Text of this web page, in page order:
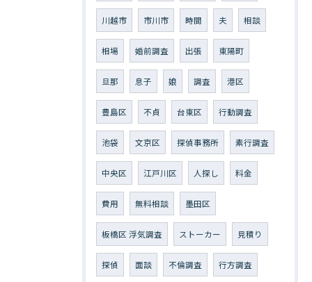
川越市 市川市 時間 夫 相談
相場 婚前調査 出張 東陽町
旦那 息子 娘 調査 港区
豊島区 不貞 台東区 行動調査
池袋 文京区 探偵事務所 素行調査
中央区 江戸川区 人探し 料金
費用 無料相談 墨田区
板橋区 浮気調査 ストーカー 見積り
探偵 面談 不倫調査 行方調査